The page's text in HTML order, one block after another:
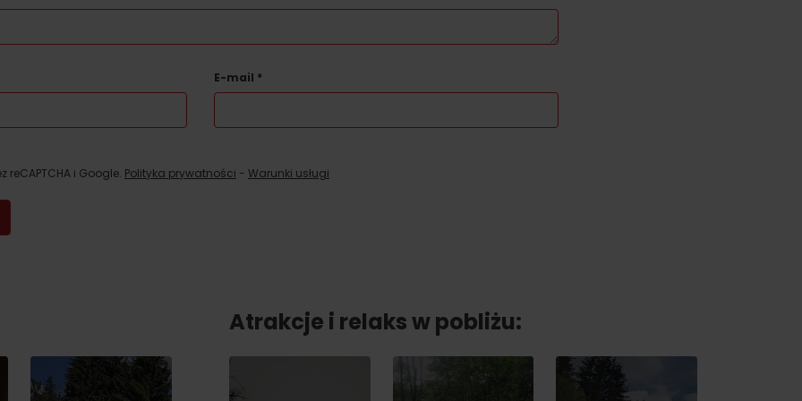
E-mail *
i Google. Polityka prywatności - Warunki usługi
Atrakcje i relaks w pobliżu: